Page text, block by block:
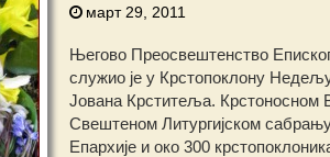
март 29, 2011
Његово Преосвештенство
служио је у Крстопоклону
Јована Крститеља. Крстоносном
Свештеном Литургијском
Епархије и око 300